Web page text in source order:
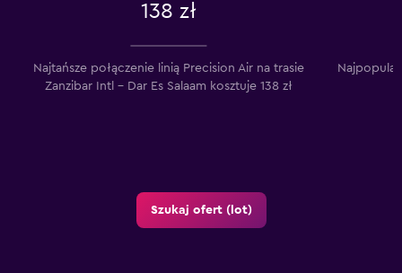
138 zł
Najtańsze połączenie linią Precision Air na trasie
Zanzibar Intl – Dar Es Salaam kosztuje 138 zł
Szukaj ofert (lot)